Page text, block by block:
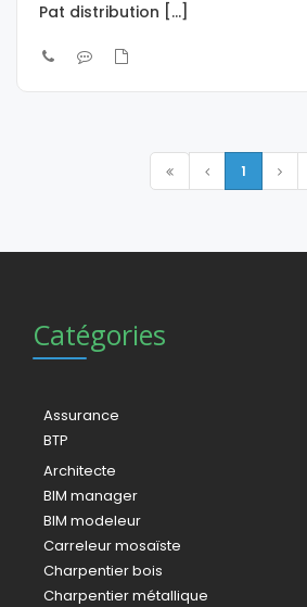
Pat distribution [...]
1
Catégories
Assurance
BTP
Architecte
BIM manager
BIM modeleur
Carreleur mosaïste
Charpentier bois
Charpentier métallique